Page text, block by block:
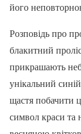
його
Розповідь про
блакитний
прикрашають
унікальний
щастя побачити
символ краси та